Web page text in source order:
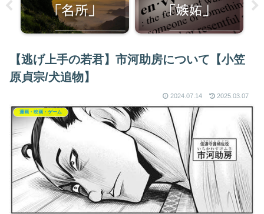
【逃げ上手の若君】市河助房について【小笠
原貞宗/犬追物】
2024.07.14 2025.03.07
漫画・映画・ゲーム